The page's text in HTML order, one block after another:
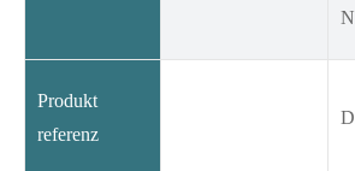
Produkt
referenz